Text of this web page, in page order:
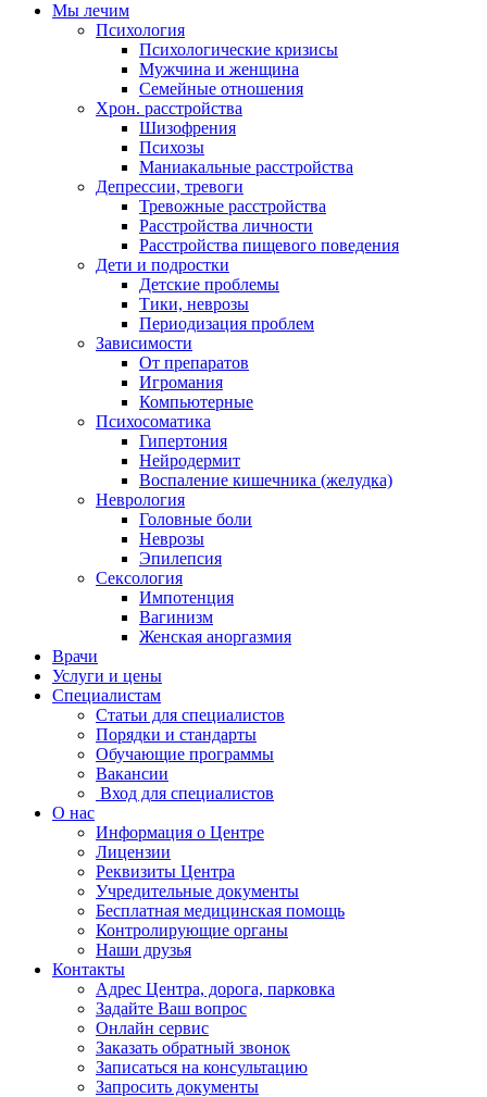
Мы лечим
Психология
Психологические кризисы
Мужчина и женщина
Семейные отношения
Хрон. расстройства
Шизофрения
Психозы
Маниакальные расстройства
Депрессии, тревоги
Тревожные расстройства
Расстройства личности
Расстройства пищевого поведения
Дети и подростки
Детские проблемы
Тики, неврозы
Периодизация проблем
Зависимости
От препаратов
Игромания
Компьютерные
Психосоматика
Гипертония
Нейродермит
Воспаление кишечника (желудка)
Неврология
Головные боли
Неврозы
Эпилепсия
Сексология
Импотенция
Вагинизм
Женская аноргазмия
Врачи
Услуги и цены
Специалистам
Статьи для специалистов
Порядки и стандарты
Обучающие программы
Вакансии
Вход для специалистов
О нас
Информация о Центре
Лицензии
Реквизиты Центра
Учредительные документы
Бесплатная медицинская помощь
Контролирующие органы
Наши друзья
Контакты
Адрес Центра, дорога, парковка
Задайте Ваш вопрос
Онлайн сервис
Заказать обратный звонок
Записаться на консультацию
Запросить документы